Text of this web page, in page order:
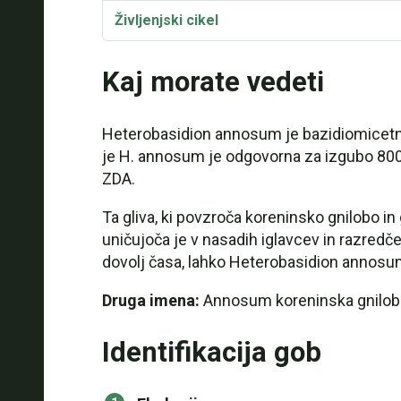
Življenjski cikel
Heterobasidion annosum Izolacija
Taksonomija in etimologija
Kaj morate vedeti
Heterobasidion annosum je
je H. annosum je odgovorna za izgubo
ZDA.
Ta gliva, ki povzroča koreninsko gnilobo
uničujoča je v nasadih iglavcev in
dovolj časa, lahko Heterobasidion
Druga imena: Annosum koreninska
Identifikacija gob